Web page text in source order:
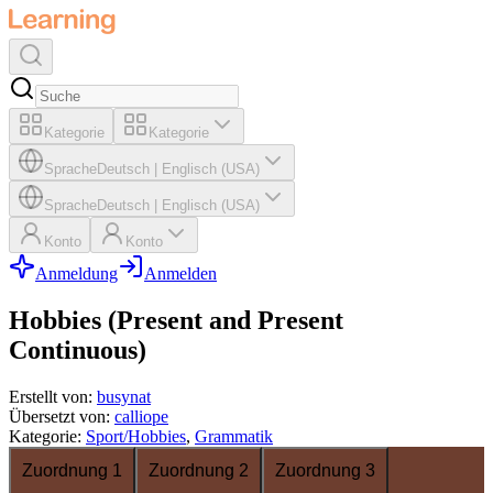
Kategorie Kategorie
SpracheDeutsch Englisch (USA)
SpracheDeutsch Englisch (USA)
Konto Konto
Anmeldung Anmelden
Hobbies (Present and Present
Continuous)
Erstellt von: busynat
Übersetzt von: calliope
Kategorie: Sport/Hobbies, Grammatik
Zuordnung 1
Zuordnung 2 Zuordnung 3